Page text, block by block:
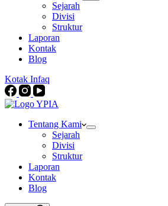
Sejarah
Divisi
Struktur
Laporan
Kontak
Blog
Kotak Infaq
Tentang Kami
Sejarah
Divisi
Struktur
Laporan
Kontak
Blog